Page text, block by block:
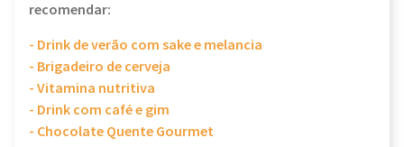
recomendar:
- Drink de verão com sake e melancia
- Brigadeiro de cerveja
- Vitamina nutritiva
- Drink com café e gim
- Chocolate Quente Gourmet